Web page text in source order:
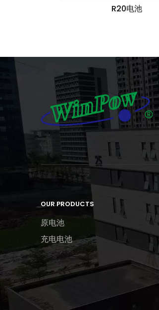
R20电池
OUR PRODUCTS
原电池
充电电池